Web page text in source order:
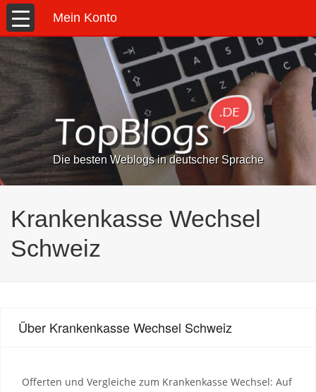
Mein Konto
Die besten Weblogs in deutscher Sprache
Krankenkasse Wechsel
Schweiz
Über Krankenkasse Wechsel Schweiz
Offerten und Vergleiche zum Krankenkasse Wechsel: Auf